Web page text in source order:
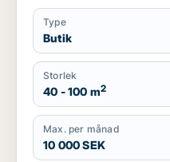
Type
Butik
Storlek
40 - 100 m2
Max. per månad
10 000 SEK